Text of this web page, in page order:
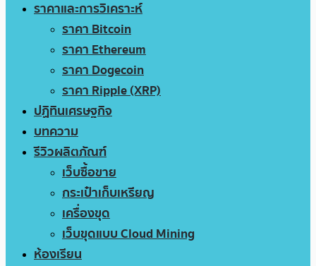
ราคาและการวิเคราะห์
ราคา Bitcoin
ราคา Ethereum
ราคา Dogecoin
ราคา Ripple (XRP)
ปฏิทินเศรษฐกิจ
บทความ
รีวิวผลิตภัณฑ์
เว็บซื้อขาย
กระเป๋าเก็บเหรียญ
เครื่องขุด
เว็บขุดแบบ Cloud Mining
ห้องเรียน